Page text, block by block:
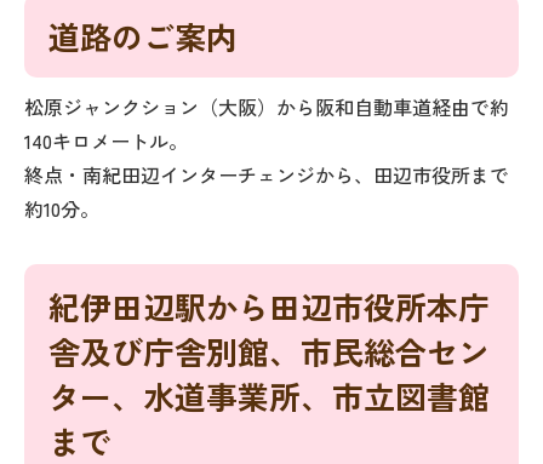
道路のご案内
松原ジャンクション（大阪）から阪和自動車道経由で約
140キロメートル。
終点・南紀田辺インターチェンジから、田辺市役所まで
約10分。
紀伊田辺駅から田辺市役所本庁
舎及び庁舎別館、市民総合セン
ター、水道事業所、市立図書館
まで